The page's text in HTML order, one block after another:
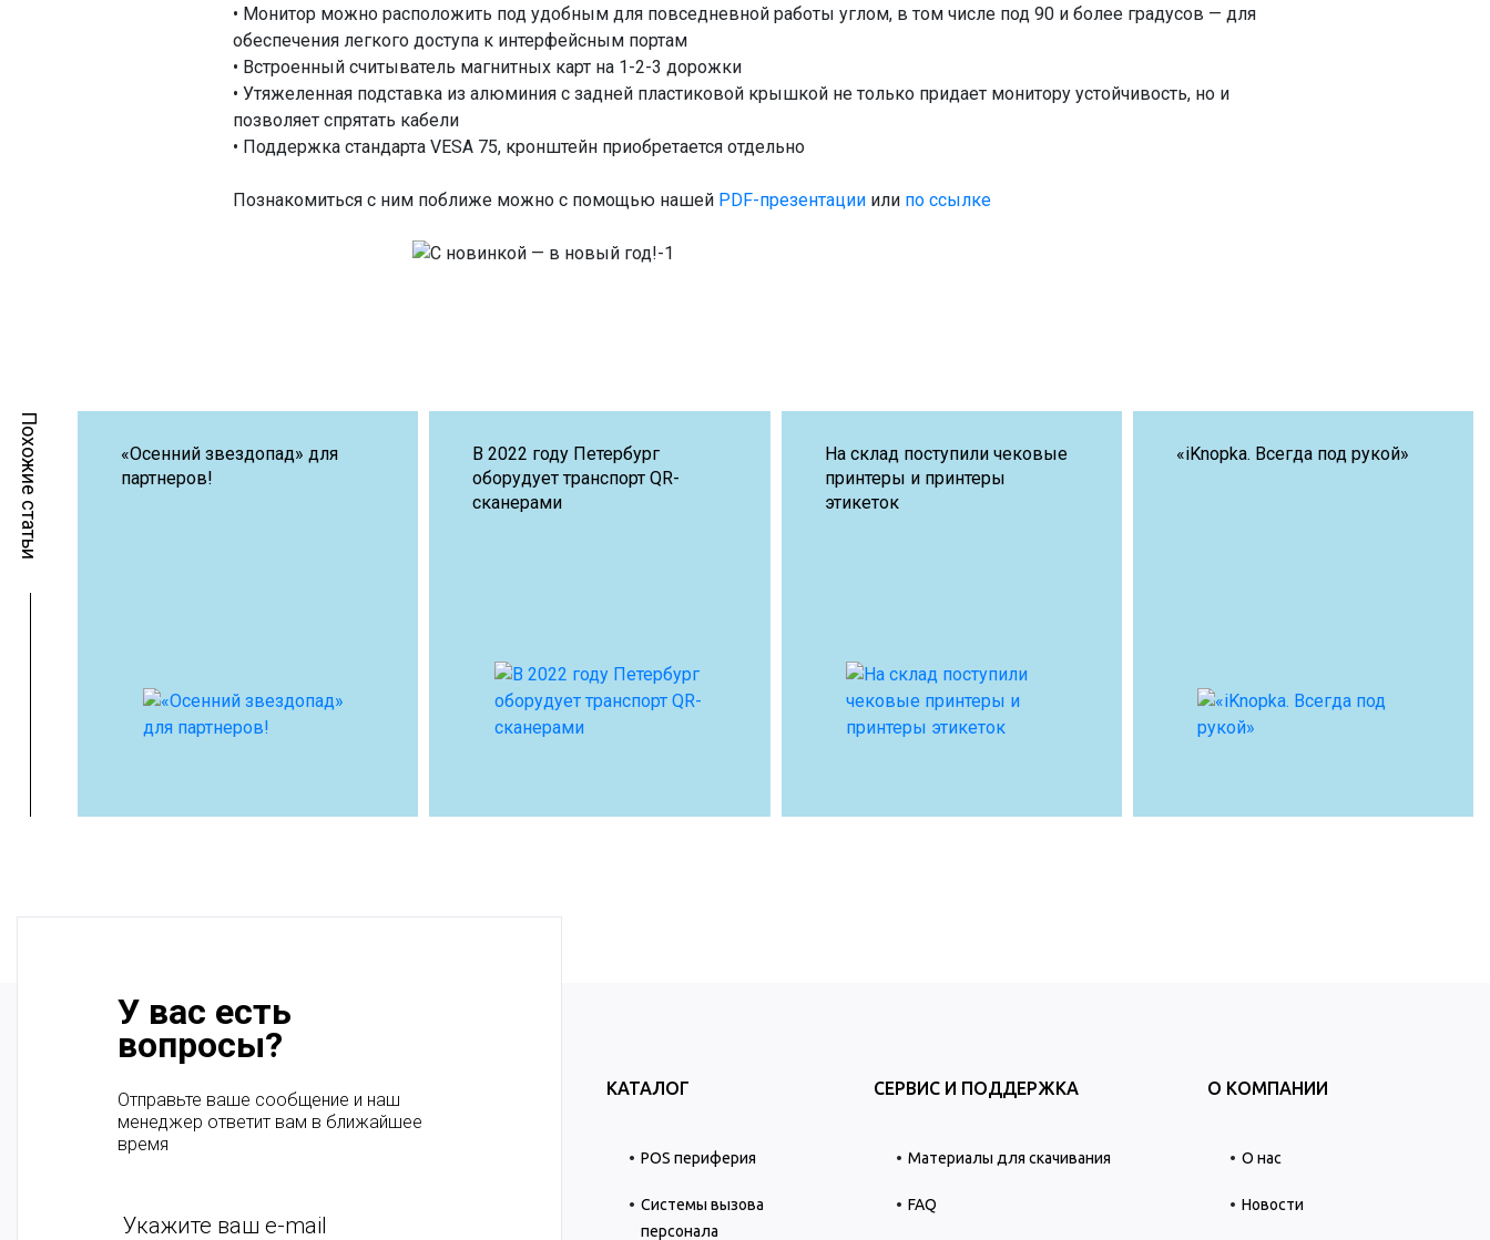
• Монитор можно расположить под удобным для повседневной работы углом, в том числе под 90 и более градусов — для
обеспечения легкого доступа к интерфейсным портам
• Встроенный считыватель магнитных карт на 1-2-3 дорожки
• Утяжеленная подставка из алюминия с задней пластиковой крышкой не только придает монитору устойчивость, но и
позволяет спрятать кабели
• Поддержка стандарта VESA 75, кронштейн приобретается отдельно
Познакомиться с ним поближе можно с помощью нашей PDF-презентации или по ссылке
Похожие статьи
«Осенний звездопад» для
партнеров!
В 2022 году Петербург
оборудует транспорт QR-
сканерами
На склад поступили чековые
принтеры и принтеры
этикеток
«iKnopka. Всегда под рукой»
У вас есть
вопросы?
Отправьте ваше сообщение и наш
менеджер ответит вам в ближайшее
время
КАТАЛОГ
POS периферия
Системы вызова
персонала
СЕРВИС И ПОДДЕРЖКА
Материалы для скачивания
FAQ
О КОМПАНИИ
О нас
Новости